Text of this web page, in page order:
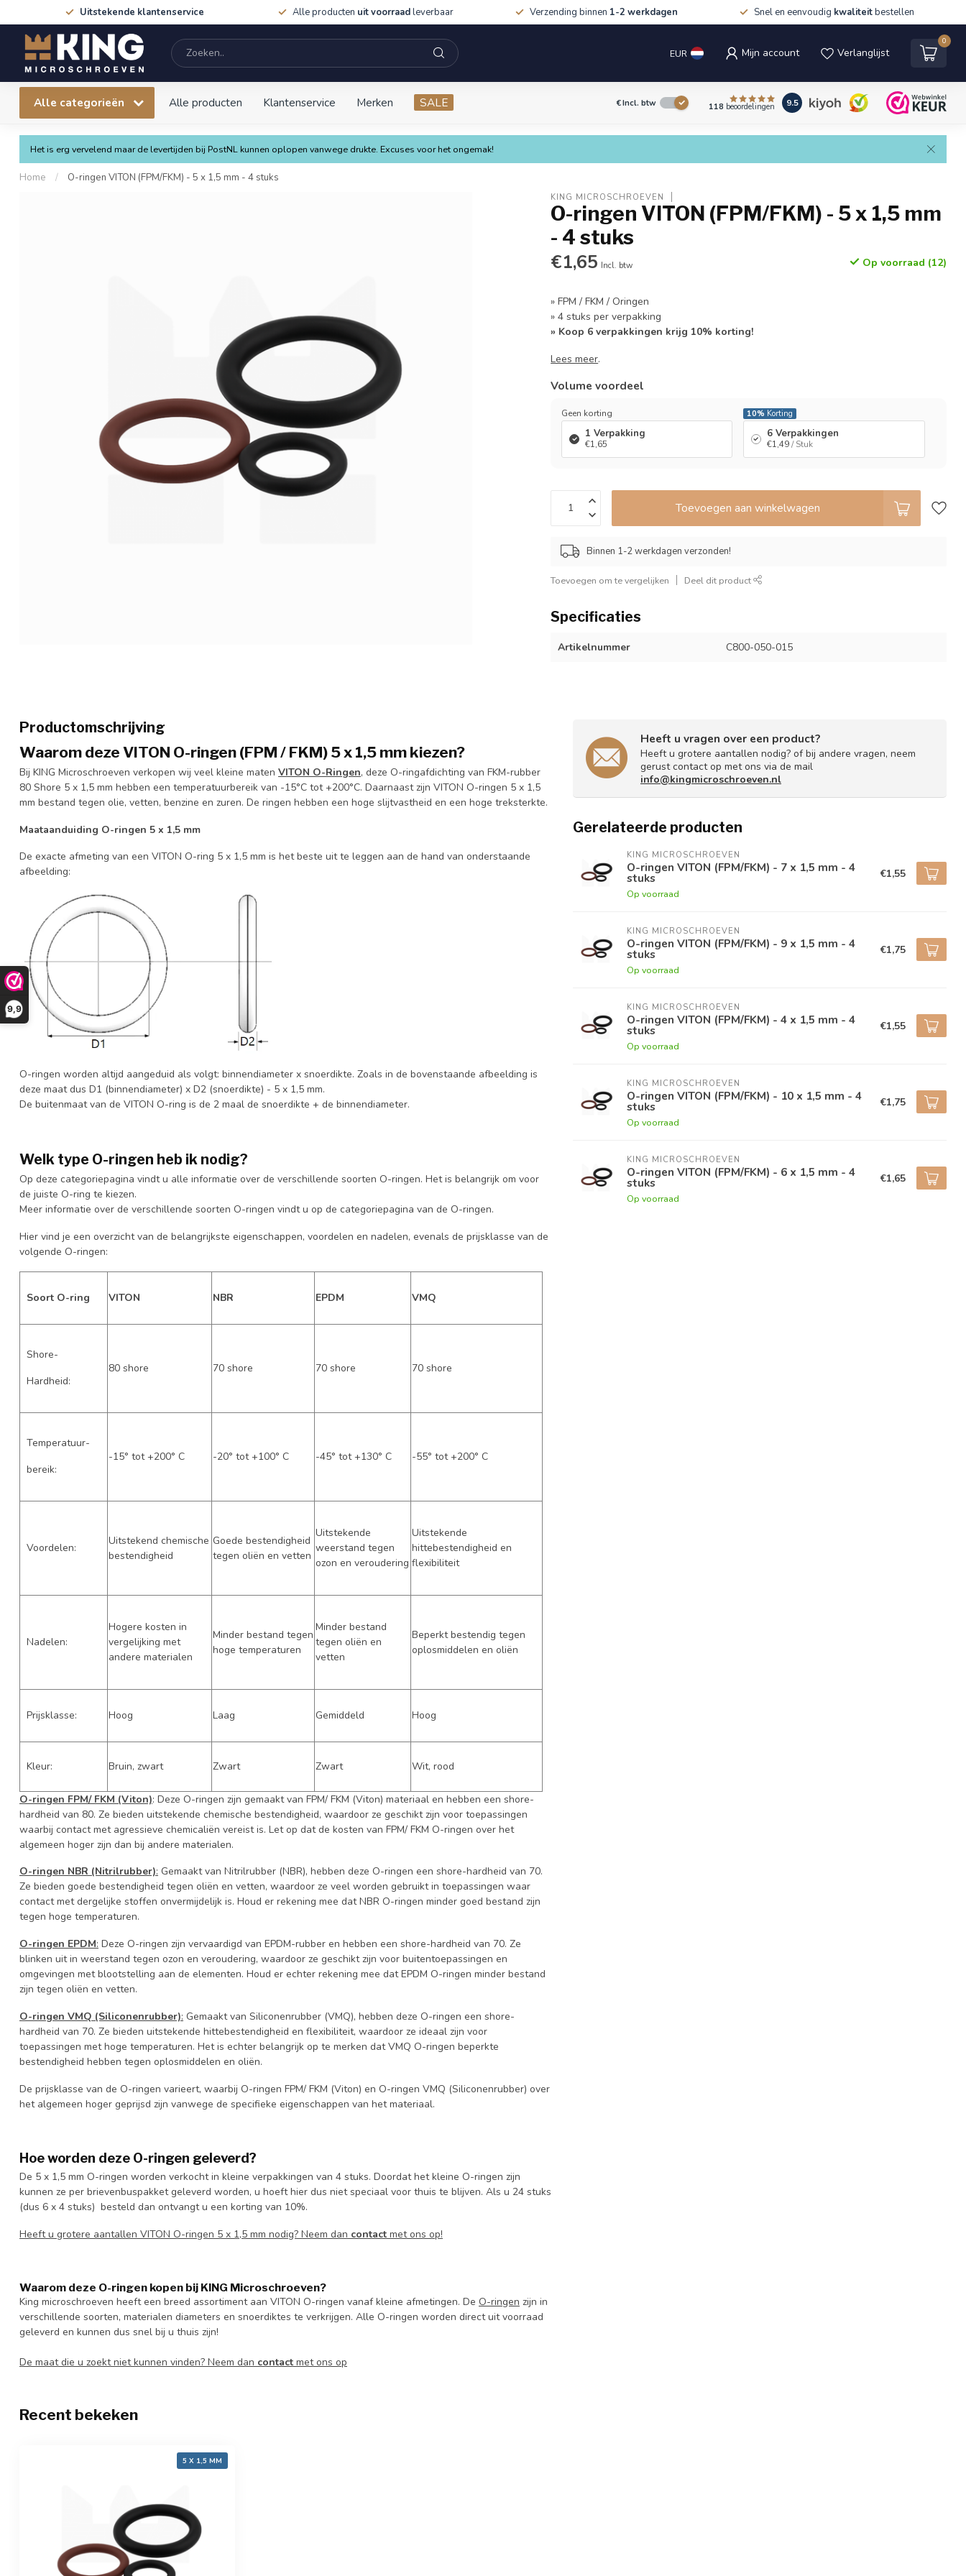
9,9
Uitstekende klantenservice Alle producten uit voorraadleverbaar Verzending binnen 1-2 werkdagen Snel en eenvoudig kwaliteitbestellen
EUR Mijn account Verlanglijst
0
Alle categorieën Alle producten Klantenservice Merken SALE €Incl. btw 118 beoordelingen 9.5
Het is erg vervelend maar de levertijden bij PostNL kunnen oplopen vanwege drukte. Excuses voor het ongemak!
Home / O-ringen VITON (FPM/FKM) - 5 x 1,5 mm - 4 stuks
KING MICROSCHROEVEN
O-ringen VITON (FPM/FKM) - 5 x 1,5 mm
- 4 stuks
€1,65 Incl. btw Op voorraad (12)
» FPM / FKM / Oringen
» 4 stuks per verpakking
» Koop 6 verpakkingen krijg 10% korting!
Lees meer.
Volume voordeel
Geen korting
1 Verpakking
€1,65
10% Korting
6 Verpakkingen
€1,49 / Stuk
Toevoegen aan winkelwagen
Binnen 1-2 werkdagen verzonden!
Toevoegen om te vergelijken Deel dit product
Specificaties
Artikelnummer C800-050-015
Productomschrijving
Waarom deze VITON O-ringen (FPM / FKM) 5 x 1,5 mm kiezen?
Bij KING Microschroeven verkopen wij veel kleine maten VITON O-Ringen, deze O-ringafdichting van FKM-rubber
80 Shore 5 x 1,5 mm hebben een temperatuurbereik van -15°C tot +200°C. Daarnaast zijn VITON O-ringen 5 x 1,5
mm bestand tegen olie, vetten, benzine en zuren. De ringen hebben een hoge slijtvastheid en een hoge treksterkte.
Maataanduiding O-ringen 5 x 1,5 mm
De exacte afmeting van een VITON O-ring 5 x 1,5 mm is het beste uit te leggen aan de hand van onderstaande
afbeelding:
O-ringen worden altijd aangeduid als volgt: binnendiameter x snoerdikte. Zoals in de bovenstaande afbeelding is
deze maat dus D1 (binnendiameter) x D2 (snoerdikte) - 5 x 1,5 mm.
De buitenmaat van de VITON O-ring is de 2 maal de snoerdikte + de binnendiameter.
Welk type O-ringen heb ik nodig?
Op deze categoriepagina vindt u alle informatie over de verschillende soorten O-ringen. Het is belangrijk om voor
de juiste O-ring te kiezen.
Meer informatie over de verschillende soorten O-ringen vindt u op de categoriepagina van de O-ringen.
Hier vind je een overzicht van de belangrijkste eigenschappen, voordelen en nadelen, evenals de prijsklasse van de
volgende O-ringen:
Soort O-ring VITON NBR EPDM VMQ
Shore-
Hardheid:
80 shore 70 shore 70 shore 70 shore
Temperatuur-
bereik:
-15° tot +200° C -20° tot +100° C -45° tot +130° C -55° tot +200° C
Voordelen:
Uitstekend chemische
bestendigheid
Goede bestendigheid
tegen oliën en vetten
Uitstekende
weerstand tegen
ozon en veroudering
Uitstekende
hittebestendigheid en
flexibiliteit
Nadelen:
Hogere kosten in
vergelijking met
andere materialen
Minder bestand tegen
hoge temperaturen
Minder bestand
tegen oliën en
vetten
Beperkt bestendig tegen
oplosmiddelen en oliën
Prijsklasse: Hoog Laag Gemiddeld Hoog
Kleur: Bruin, zwart Zwart Zwart Wit, rood
O-ringen FPM/ FKM (Viton): Deze O-ringen zijn gemaakt van FPM/ FKM (Viton) materiaal en hebben een shore-
hardheid van 80. Ze bieden uitstekende chemische bestendigheid, waardoor ze geschikt zijn voor toepassingen
waarbij contact met agressieve chemicaliën vereist is. Let op dat de kosten van FPM/ FKM O-ringen over het
algemeen hoger zijn dan bij andere materialen.
O-ringen NBR (Nitrilrubber): Gemaakt van Nitrilrubber (NBR), hebben deze O-ringen een shore-hardheid van 70.
Ze bieden goede bestendigheid tegen oliën en vetten, waardoor ze veel worden gebruikt in toepassingen waar
contact met dergelijke stoffen onvermijdelijk is. Houd er rekening mee dat NBR O-ringen minder goed bestand zijn
tegen hoge temperaturen.
O-ringen EPDM: Deze O-ringen zijn vervaardigd van EPDM-rubber en hebben een shore-hardheid van 70. Ze
blinken uit in weerstand tegen ozon en veroudering, waardoor ze geschikt zijn voor buitentoepassingen en
omgevingen met blootstelling aan de elementen. Houd er echter rekening mee dat EPDM O-ringen minder bestand
zijn tegen oliën en vetten.
O-ringen VMQ (Siliconenrubber): Gemaakt van Siliconenrubber (VMQ), hebben deze O-ringen een shore-
hardheid van 70. Ze bieden uitstekende hittebestendigheid en flexibiliteit, waardoor ze ideaal zijn voor
toepassingen met hoge temperaturen. Het is echter belangrijk op te merken dat VMQ O-ringen beperkte
bestendigheid hebben tegen oplosmiddelen en oliën.
De prijsklasse van de O-ringen varieert, waarbij O-ringen FPM/ FKM (Viton) en O-ringen VMQ (Siliconenrubber) over
het algemeen hoger geprijsd zijn vanwege de specifieke eigenschappen van het materiaal.
Hoe worden deze O-ringen geleverd?
De 5 x 1,5 mm O-ringen worden verkocht in kleine verpakkingen van 4 stuks. Doordat het kleine O-ringen zijn
kunnen ze per brievenbuspakket geleverd worden, u hoeft hier dus niet speciaal voor thuis te blijven. Als u 24 stuks
(dus 6 x 4 stuks) besteld dan ontvangt u een korting van 10%.
Heeft u grotere aantallen VITON O-ringen 5 x 1,5 mm nodig? Neem dan contact met ons op!
Waarom deze O-ringen kopen bij KING Microschroeven?
King microschroeven heeft een breed assortiment aan VITON O-ringen vanaf kleine afmetingen. De O-ringen zijn in
verschillende soorten, materialen diameters en snoerdiktes te verkrijgen. Alle O-ringen worden direct uit voorraad
geleverd en kunnen dus snel bij u thuis zijn!
De maat die u zoekt niet kunnen vinden? Neem dan contact met ons op
Heeft u vragen over een product?
Heeft u grotere aantallen nodig? of bij andere vragen, neem
gerust contact op met ons via de mail
info@kingmicroschroeven.nl
Gerelateerde producten
KING MICROSCHROEVEN
O-ringen VITON (FPM/FKM) - 7 x 1,5 mm - 4
stuks
Op voorraad
€1,55
KING MICROSCHROEVEN
O-ringen VITON (FPM/FKM) - 9 x 1,5 mm - 4
stuks
Op voorraad
€1,75
KING MICROSCHROEVEN
O-ringen VITON (FPM/FKM) - 4 x 1,5 mm - 4
stuks
Op voorraad
€1,55
KING MICROSCHROEVEN
O-ringen VITON (FPM/FKM) - 10 x 1,5 mm - 4
stuks
Op voorraad
€1,75
KING MICROSCHROEVEN
O-ringen VITON (FPM/FKM) - 6 x 1,5 mm - 4
stuks
Op voorraad
€1,65
Recent bekeken
5 X 1,5 MM